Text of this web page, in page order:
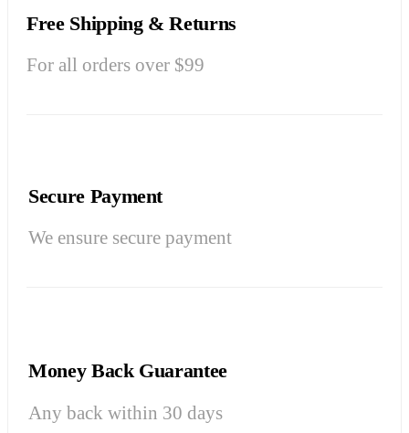
Free Shipping & Returns
For all orders over $99
Secure Payment
We ensure secure payment
Money Back Guarantee
Any back within 30 days